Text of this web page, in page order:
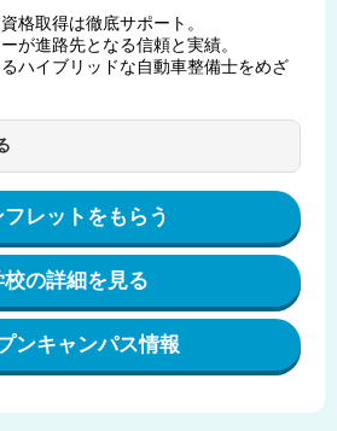
格取得は徹底サポート。
が進路先となる信頼と実績。
ハイブリッドな自動車整備士をめざ
レットをもらう
校の詳細を見る
ンキャンパス情報